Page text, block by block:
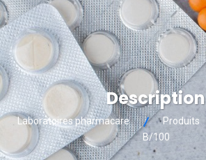
Description
Laboratoires pharmacare Produits
B/100